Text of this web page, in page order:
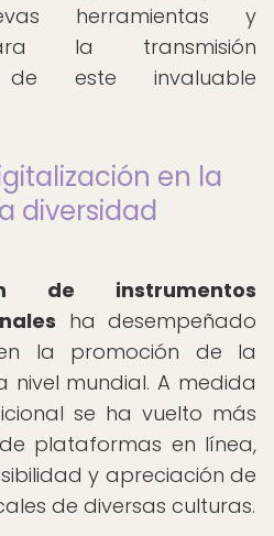
herramientas y
la transmisión
de este invaluable
en la
diversidad
de instrumentos
ha desempeñado
la promoción de la
nivel mundial. A medida
se ha vuelto más
plataformas en línea,
y apreciación de
de diversas culturas.